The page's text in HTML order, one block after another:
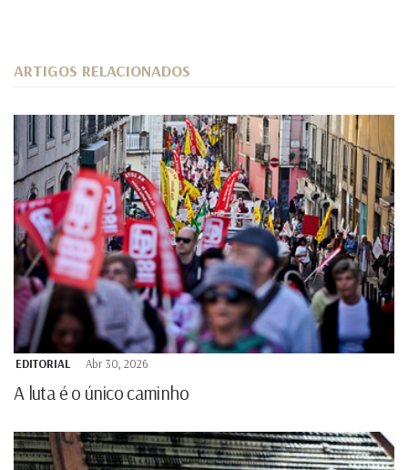
ARTIGOS RELACIONADOS
EDITORIAL Abr 30, 2026
A luta é o único caminho